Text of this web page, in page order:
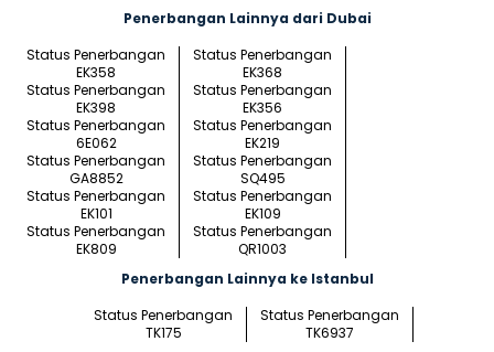
Penerbangan Lainnya dari Dubai
Status Penerbangan
EK358
Status Penerbangan
EK368
Status Penerbangan
EK398
Status Penerbangan
EK356
Status Penerbangan
6E062
Status Penerbangan
EK219
Status Penerbangan
GA8852
Status Penerbangan
SQ495
Status Penerbangan
EK101
Status Penerbangan
EK109
Status Penerbangan
EK809
Status Penerbangan
QR1003
Penerbangan Lainnya ke Istanbul
Status Penerbangan
TK175
Status Penerbangan
TK6937